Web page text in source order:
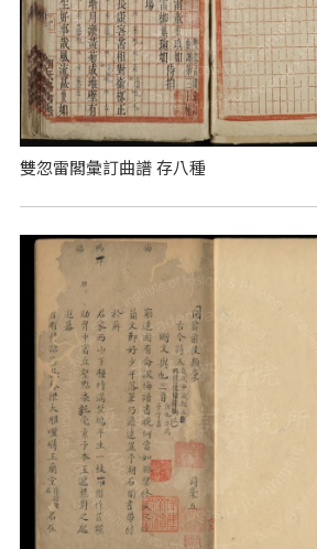
雙忽雷閣彙訂曲譜 存八種